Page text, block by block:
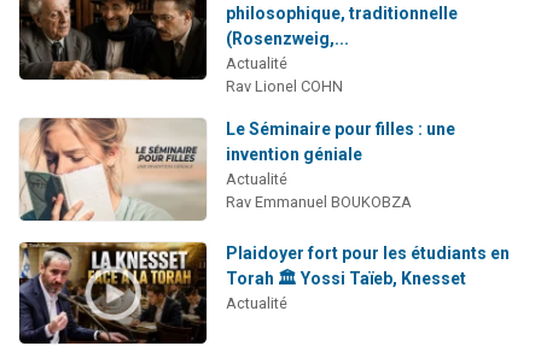
philosophique, traditionnelle
(Rosenzweig,...
Actualité
Rav Lionel COHN
Le Séminaire pour filles : une
invention géniale
Actualité
Rav Emmanuel BOUKOBZA
Plaidoyer fort pour les étudiants en
Torah 🏛️ Yossi Taïeb, Knesset
Actualité